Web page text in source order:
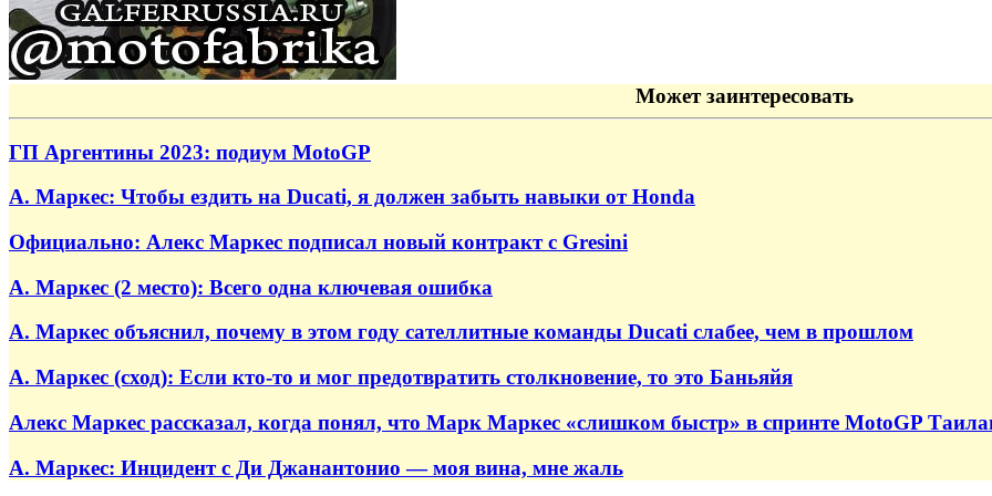
Может заинтересовать
ГП Аргентины 2023: подиум MotoGP
А. Маркес: Чтобы ездить на Ducati, я должен забыть навыки от Honda
Официально: Алекс Маркес подписал новый контракт с Gresini
А. Маркес (2 место): Всего одна ключевая ошибка
А. Маркес объяснил, почему в этом году сателлитные команды Ducati слабее, чем в прошлом
А. Маркес (сход): Если кто-то и мог предотвратить столкновение, то это Баньяйя
Алекс Маркес рассказал, когда понял, что Марк Маркес «слишком быстр» в спринте MotoGP
А. Маркес: Инцидент с Ди Джанантонио — моя вина, мне жаль